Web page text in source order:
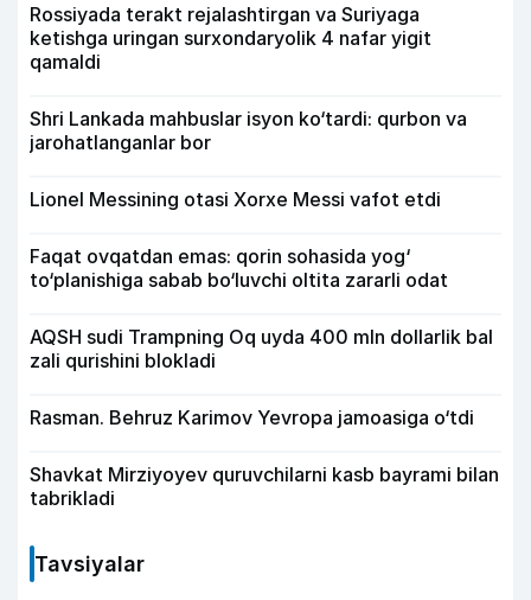
Rossiyada terakt rejalashtirgan va Suriyaga
ketishga uringan surxondaryolik 4 nafar yigit
qamaldi
Shri Lankada mahbuslar isyon ko‘tardi: qurbon va
jarohatlanganlar bor
Lionel Messining otasi Xorxe Messi vafot etdi
Faqat ovqatdan emas: qorin sohasida yog‘
to‘planishiga sabab bo‘luvchi oltita zararli odat
AQSH sudi Trampning Oq uyda 400 mln dollarlik bal
zali qurishini blokladi
Rasman. Behruz Karimov Yevropa jamoasiga o‘tdi
Shavkat Mirziyoyev quruvchilarni kasb bayrami bilan
tabrikladi
Tavsiyalar